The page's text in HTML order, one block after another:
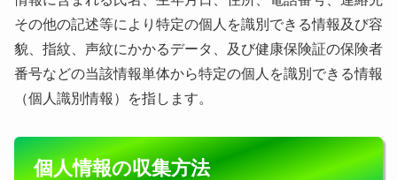
その他の記述等により特定の個人を識別できる情報及び容
貌、指紋、声紋にかかるデータ、及び健康保険証の保険者
番号などの当該情報単体から特定の個人を識別できる情報
（個人識別情報）を指します。
個人情報の収集方法